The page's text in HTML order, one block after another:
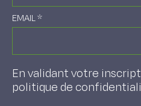
EMAIL*
En validant votre
politique de